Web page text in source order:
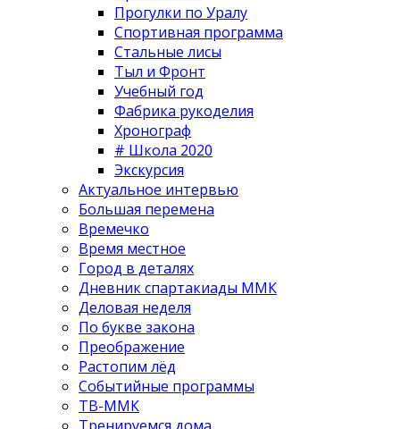
Прогулки по Уралу
Спортивная программа
Стальные лисы
Тыл и Фронт
Учебный год
Фабрика рукоделия
Хронограф
# Школа 2020
Экскурсия
Актуальное интервью
Большая перемена
Времечко
Время местное
Город в деталях
Дневник спартакиады ММК
Деловая неделя
По букве закона
Преображение
Растопим лёд
Событийные программы
ТВ-ММК